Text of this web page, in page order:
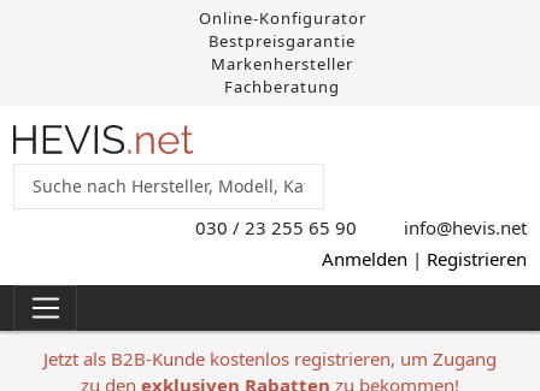
Online-Konfigurator
Bestpreisgarantie
Markenhersteller
Fachberatung
030 / 23 255 65 90 info@hevis.net
Anmelden | Registrieren
Jetzt als B2B-Kunde kostenlos registrieren, um Zugang
zu den exklusiven Rabatten zu bekommen!